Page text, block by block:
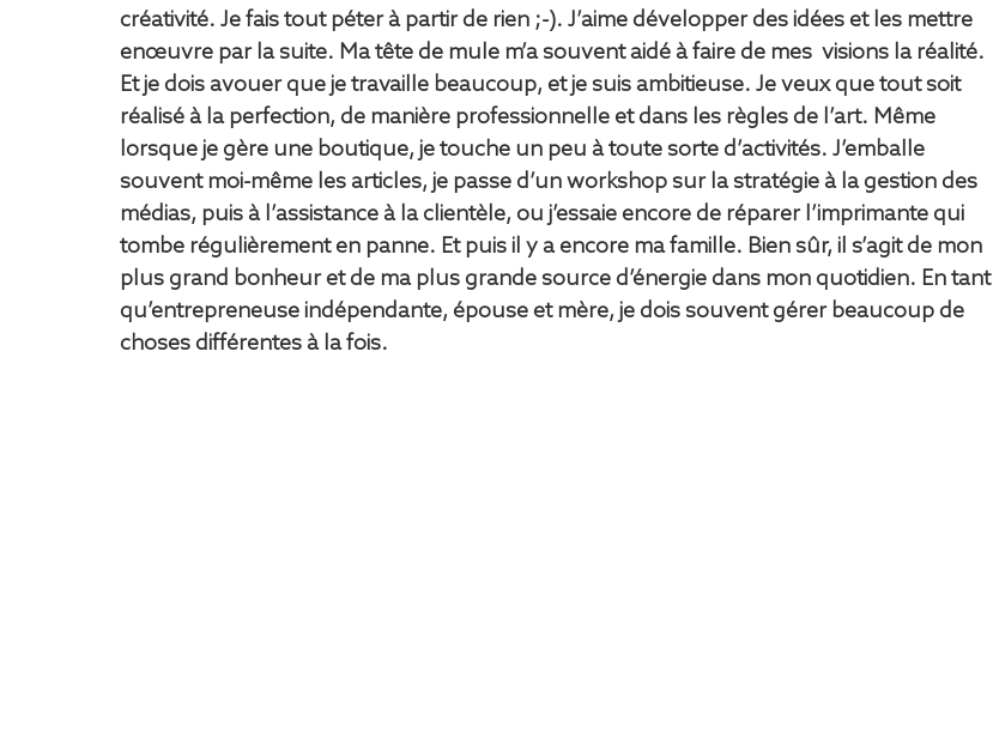
créativité. Je fais tout péter à partir de rien ;-). J’aime développer des idées et les mettre
enœuvre par la suite. Ma tête de mule m’a souvent aidé à faire de mes  visions la réalité.
Et je dois avouer que je travaille beaucoup, et je suis ambitieuse. Je veux que tout soit
réalisé à la perfection, de manière professionnelle et dans les règles de l’art. Même
lorsque je gère une boutique, je touche un peu à toute sorte d’activités. J’emballe
souvent moi-même les articles, je passe d’un workshop sur la stratégie à la gestion des
médias, puis à l’assistance à la clientèle, ou j’essaie encore de réparer l’imprimante qui
tombe régulièrement en panne. Et puis il y a encore ma famille. Bien sûr, il s’agit de mon
plus grand bonheur et de ma plus grande source d’énergie dans mon quotidien. En tant
qu’entrepreneuse indépendante, épouse et mère, je dois souvent gérer beaucoup de
choses différentes à la fois.